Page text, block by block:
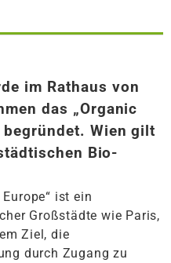
im Rathaus von
das „Organic
begründet. Wien gilt
Bio-
ist ein
Großstädte wie Paris,
Ziel, die
durch Zugang zu